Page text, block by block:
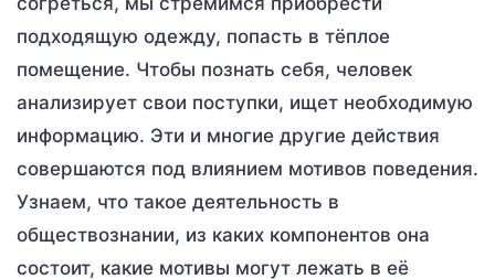
подходящую одежду, попасть в тёплое
помещение. Чтобы познать себя, человек
анализирует свои поступки, ищет необходимую
информацию. Эти и многие другие действия
совершаются под влиянием мотивов поведения.
Узнаем, что такое деятельность в
обществознании, из каких компонентов она
состоит, какие мотивы могут лежать в её